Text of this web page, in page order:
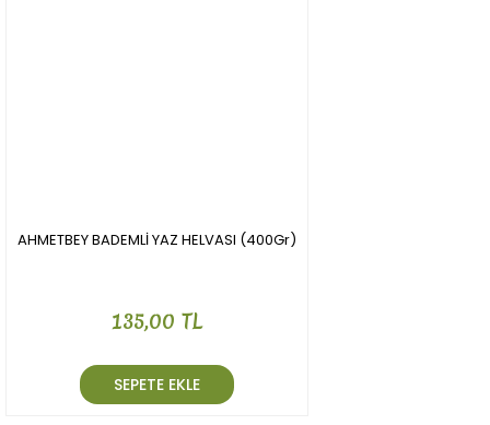
AHMETBEY BADEMLİ YAZ HELVASI (400Gr)
135,00 TL
SEPETE EKLE